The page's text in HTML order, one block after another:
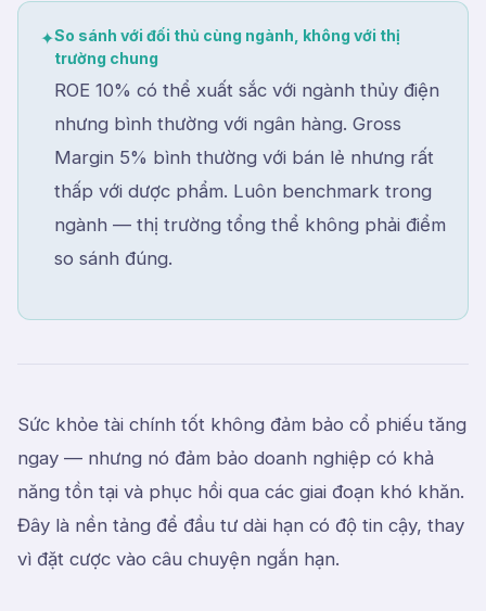
✦So sánh với đối thủ cùng ngành, không với thị
trường chung
ROE 10% có thể xuất sắc với ngành thủy điện
nhưng bình thường với ngân hàng. Gross
Margin 5% bình thường với bán lẻ nhưng rất
thấp với dược phẩm. Luôn benchmark trong
ngành — thị trường tổng thể không phải điểm
so sánh đúng.
Sức khỏe tài chính tốt không đảm bảo cổ phiếu tăng
ngay — nhưng nó đảm bảo doanh nghiệp có khả
năng tồn tại và phục hồi qua các giai đoạn khó khăn.
Đây là nền tảng để đầu tư dài hạn có độ tin cậy, thay
vì đặt cược vào câu chuyện ngắn hạn.